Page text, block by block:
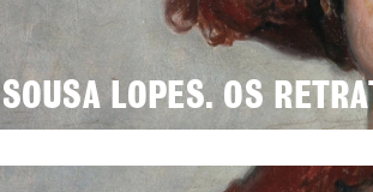
SOUSA LOPES. OS